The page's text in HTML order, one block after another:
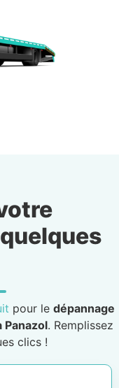
pour le dépannage
Panazol. Remplissez
clics !